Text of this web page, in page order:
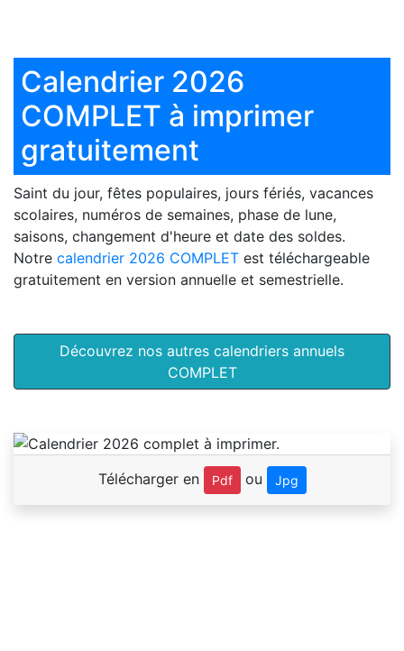
Calendrier 2026
COMPLET à imprimer
gratuitement
Saint du jour, fêtes populaires, jours fériés, vacances
scolaires, numéros de semaines, phase de lune,
saisons, changement d'heure et date des soldes.
Notre calendrier 2026 COMPLET est téléchargeable
gratuitement en version annuelle et semestrielle.
Découvrez nos autres calendriers annuels
COMPLET
Télécharger en Pdf ou Jpg